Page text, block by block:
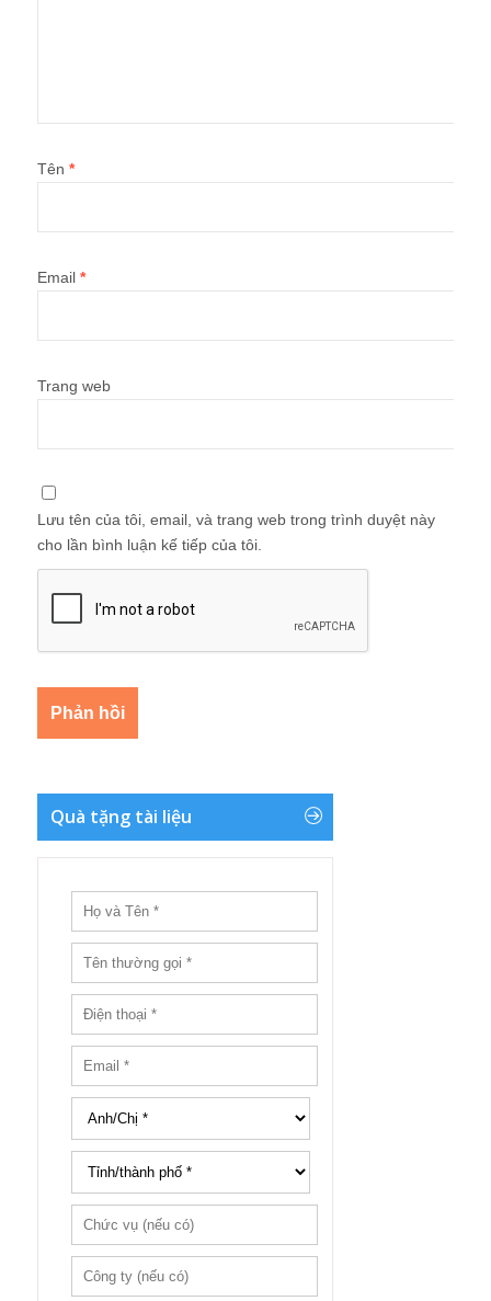
Tên *
Email *
Trang web
Lưu tên của tôi, email, và trang web trong trình duyệt này
cho lần bình luận kế tiếp của tôi.
Quà tặng tài liệu